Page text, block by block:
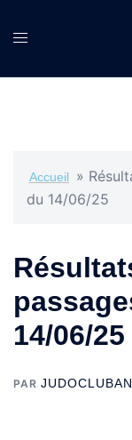
Accueil »
du 14/06/25
14/06/25
PAR